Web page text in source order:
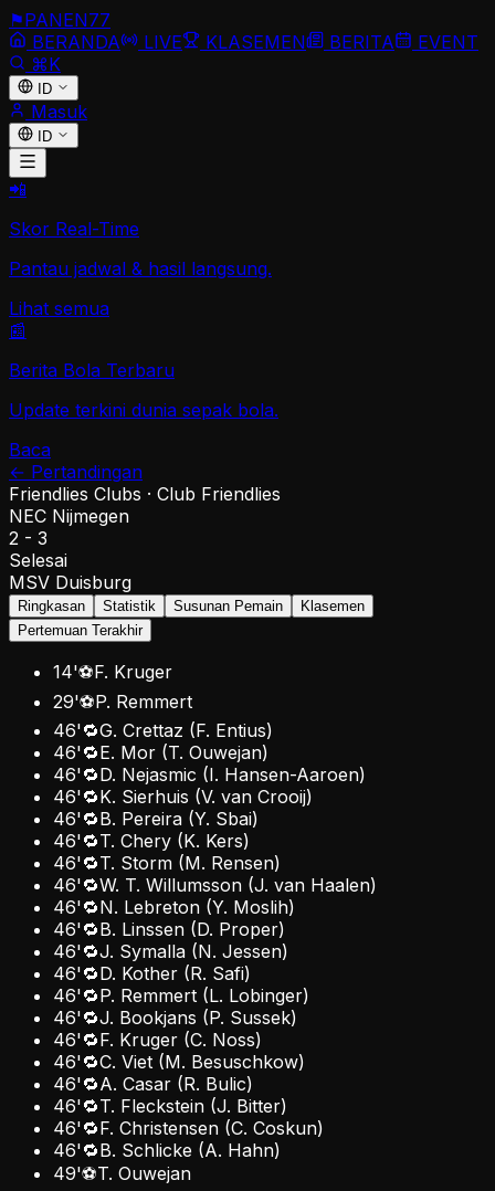
⚑PANEN77
BERANDA
LIVE KLASEMEN BERITA
EVENT
⌘K
ID
Masuk
ID
📲
Skor Real-Time
Pantau jadwal & hasil langsung.
Lihat semua
📰
Berita Bola Terbaru
Update terkini dunia sepak bola.
Baca
← Pertandingan
Friendlies Clubs · Club Friendlies
NEC Nijmegen
2 - 3
Selesai
MSV Duisburg
Ringkasan Statistik Susunan Pemain
Klasemen
Pertemuan Terakhir
14'⚽F. Kruger
29'⚽P. Remmert
46'🔁G. Crettaz (F. Entius)
46'🔁E. Mor (T. Ouwejan)
46'🔁D. Nejasmic (I. Hansen-Aaroen)
46'🔁K. Sierhuis (V. van Crooij)
46'🔁B. Pereira (Y. Sbai)
46'🔁T. Chery (K. Kers)
46'🔁T. Storm (M. Rensen)
46'🔁W. T. Willumsson (J. van Haalen)
46'🔁N. Lebreton (Y. Moslih)
46'🔁B. Linssen (D. Proper)
46'🔁J. Symalla (N. Jessen)
46'🔁D. Kother (R. Safi)
46'🔁P. Remmert (L. Lobinger)
46'🔁J. Bookjans (P. Sussek)
46'🔁F. Kruger (C. Noss)
46'🔁C. Viet (M. Besuschkow)
46'🔁A. Casar (R. Bulic)
46'🔁T. Fleckstein (J. Bitter)
46'🔁F. Christensen (C. Coskun)
46'🔁B. Schlicke (A. Hahn)
49'⚽T. Ouwejan